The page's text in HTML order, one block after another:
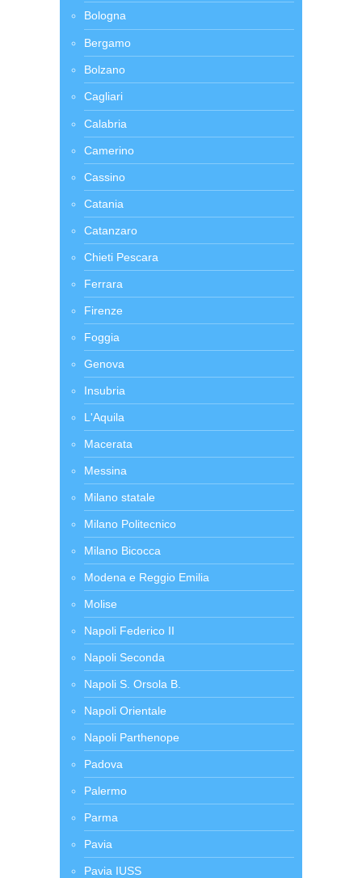
Bologna
Bergamo
Bolzano
Cagliari
Calabria
Camerino
Cassino
Catania
Catanzaro
Chieti Pescara
Ferrara
Firenze
Foggia
Genova
Insubria
L'Aquila
Macerata
Messina
Milano statale
Milano Politecnico
Milano Bicocca
Modena e Reggio Emilia
Molise
Napoli Federico II
Napoli Seconda
Napoli S. Orsola B.
Napoli Orientale
Napoli Parthenope
Padova
Palermo
Parma
Pavia
Pavia IUSS